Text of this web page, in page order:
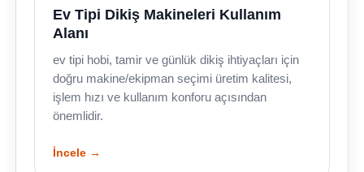
Ev Tipi Dikiş Makineleri Kullanım
Alanı
ev tipi hobi, tamir ve günlük dikiş ihtiyaçları için
doğru makine/ekipman seçimi üretim kalitesi,
işlem hızı ve kullanım konforu açısından
önemlidir.
İncele →